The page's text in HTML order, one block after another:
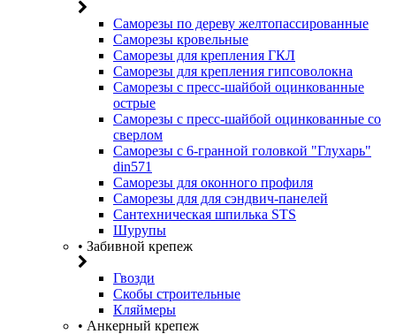
Саморезы по дереву желтопассированные
Саморезы кровельные
Саморезы для крепления ГКЛ
Саморезы для крепления гипсоволокна
Саморезы с пресс-шайбой оцинкованные
острые
Саморезы с пресс-шайбой оцинкованные со
сверлом
Саморезы с 6-гранной головкой "Глухарь"
din571
Саморезы для оконного профиля
Саморезы для для сэндвич-панелей
Сантехническая шпилька STS
Шурупы
• Забивной крепеж
Гвозди
Скобы строительные
Кляймеры
• Анкерный крепеж